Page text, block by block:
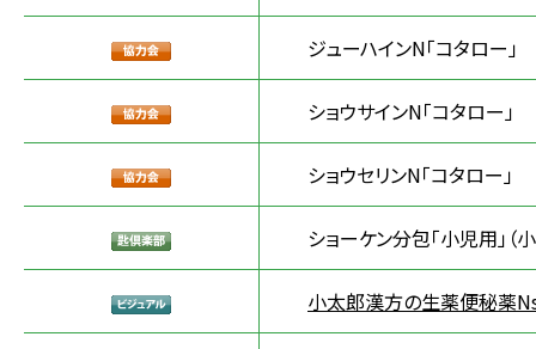
ジューハインN「コタロー」
ショウサインN「コタロー」
ショウセリンN「コタロー」
ショーケン分包「小児用」（
小太郎漢方の生薬便秘薬